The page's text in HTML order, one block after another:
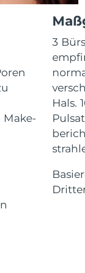
Make-
3
Hals.
13/08/2026
Lieferung
09/08/2026
Lieferung
10/08/2026
Lieferung
09/08/2026
10/08/2026
Lieferung